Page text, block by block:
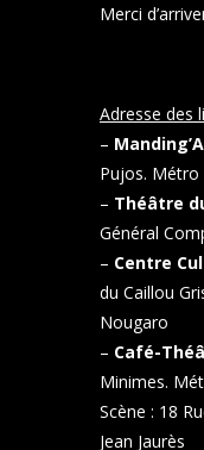
Merci
Adresse des
–
Pujos. Métro
– Théâtre
Général
– Centre
du Caillou
Nougaro
– Café-
Minimes.
Scène : 18
Jean Jaurès